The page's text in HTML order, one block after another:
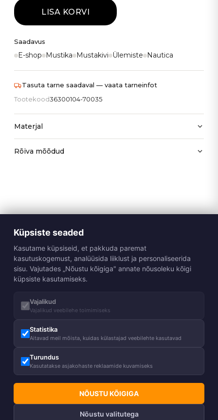
LISA KORVI
Saadavus
E-shop Mustika Mustakivi Ülemiste Nautica
Tasuta tarne saadaval — vaata tarneinfot
Tootekood36300104-70035
Materjal
Rõiva mõõdud
Küpsiste seaded
Kasutame küpsiseid, et pakkuda paremat
kasutuskogemust, analüüsida liiklust ja personaliseerida
sisu. Vajutades „Nõustu kõigiga" annate nõusoleku kõigi
küpsiste kasutamiseks.
Vajalikud
Vajalikud veebilehe toimimiseks
Statistika
Aitavad meil mõista, kuidas külastajad veebilehte kasutavad
Turundus
Kasutatakse asjakohaste reklaamide kuvamiseks
NÕUSTU KÕIGIGA
Nõustu valitutega